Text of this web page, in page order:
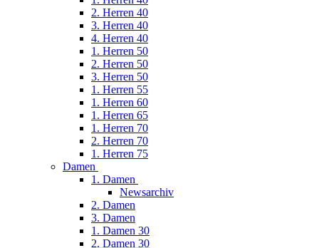
2. Herren 40
3. Herren 40
4. Herren 40
1. Herren 50
2. Herren 50
3. Herren 50
1. Herren 55
1. Herren 60
1. Herren 65
1. Herren 70
2. Herren 70
1. Herren 75
Damen
1. Damen
Newsarchiv
2. Damen
3. Damen
1. Damen 30
2. Damen 30